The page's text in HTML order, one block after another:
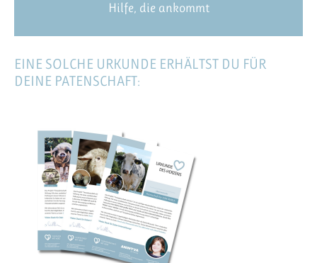
Hilfe, die ankommt
EINE SOLCHE URKUNDE ERHÄLTST DU FÜR
DEINE PATENSCHAFT: